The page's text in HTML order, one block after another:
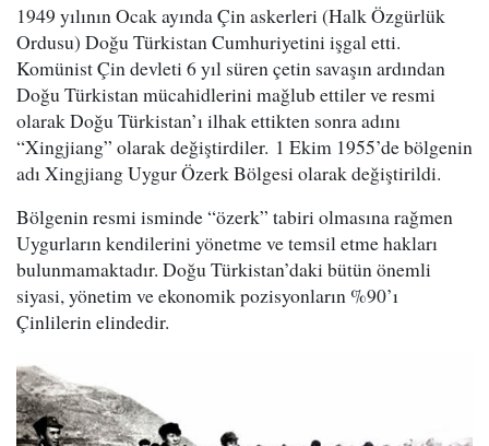
1949 yılının Ocak ayında Çin askerleri (Halk Özgürlük
Ordusu) Doğu Türkistan Cumhuriyetini işgal etti.
Komünist Çin devleti 6 yıl süren çetin savaşın ardından
Doğu Türkistan mücahidlerini mağlub ettiler ve resmi
olarak Doğu Türkistan’ı ilhak ettikten sonra adını
“Xingjiang” olarak değiştirdiler. 1 Ekim 1955’de bölgenin
adı Xingjiang Uygur Özerk Bölgesi olarak değiştirildi.
Bölgenin resmi isminde “özerk” tabiri olmasına rağmen
Uygurların kendilerini yönetme ve temsil etme hakları
bulunmamaktadır. Doğu Türkistan’daki bütün önemli
siyasi, yönetim ve ekonomik pozisyonların %90’ı
Çinlilerin elindedir.